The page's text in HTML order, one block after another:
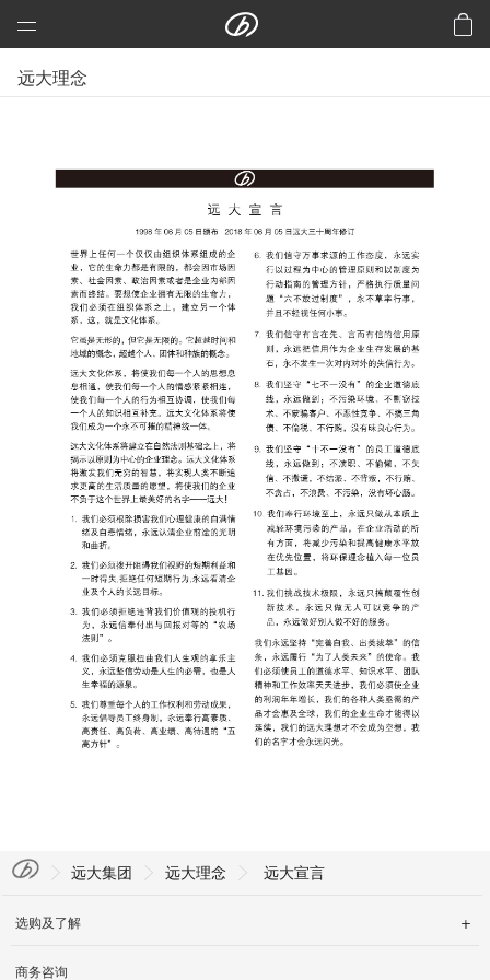
远大科技集团
芯交通
芯板材料
中央空调
洁净空气
合同能源管理
建筑节能改造
再生资源
加入远大
English
远大理念
远大集团 远大理念 远大宣言
选购及了解 
商务咨询